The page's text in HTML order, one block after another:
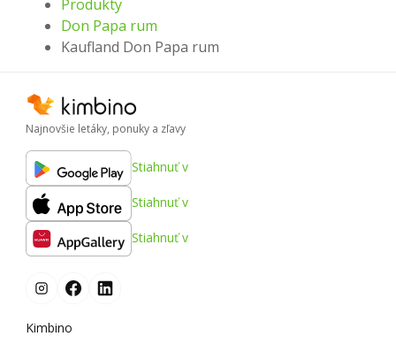
Produkty
Don Papa rum
Kaufland Don Papa rum
Najnovšie letáky, ponuky a zľavy
Stiahnuť v
Stiahnuť v
Stiahnuť v
Kimbino